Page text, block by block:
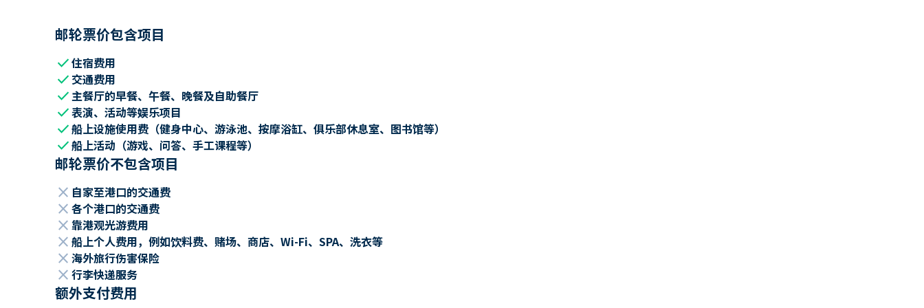
邮轮票价包含项目
check住宿费用
check 交通费用
check主餐厅的早餐、午餐、晚餐及自助餐厅
check表演、活动等娱乐项目
check船上设施使用费（健身中心、游泳池、按摩浴缸、俱乐部休息室、图书馆等）
check船上活动（游戏、问答、手工课程等）
邮轮票价不包含项目
close 自家至港口的交通费
close 各个港口的交通费
close 靠港观光游费用
close 船上个人费用，例如饮料费、赌场、商店、Wi-Fi、SPA、洗衣等
close 海外旅行伤害保险
close 行李快递服务
额外支付费用